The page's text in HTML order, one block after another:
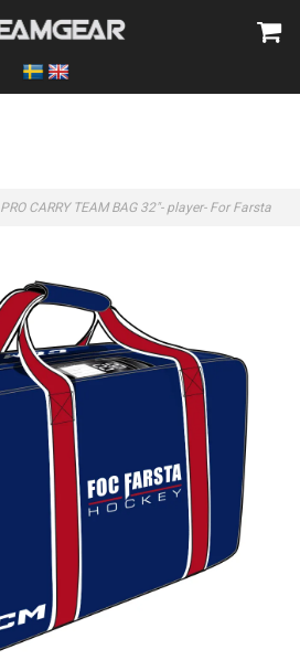
PRO CARRY TEAM BAG 32"- player- For Farsta